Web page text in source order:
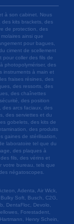
à son cabinet. Nous
kits brackets, des
de protection, des
ainsi que
pour bagues,
ciment de scellement
pour coller des fils de
photopolymériser, des
instruments à main et
fraises résines, des
des ressorts, des
des chaînettes
des position
des arcs faciaux, des
des serviettes et du
gobelets, des kits de
des produits
gaines de stérilisation,
laboratoire tel que du
des plaques à
fils, des vérins et
votre bureau, tels que
négatoscopes.
Adenta, Air Wick,
Soft, Busch, C2G,
DentaFloc, Devolo,
Forestadent,
Henry Schein,